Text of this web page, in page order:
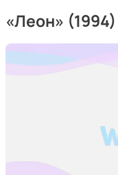
«Леон» (1994)